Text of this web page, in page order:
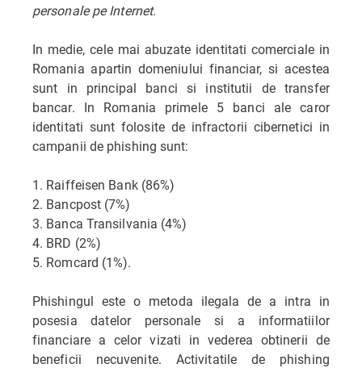
personale pe Internet.
In medie, cele mai abuzate identitati comerciale in
Romania apartin domeniului financiar, si acestea
sunt in principal banci si institutii de transfer
bancar. In Romania primele 5 banci ale caror
identitati sunt folosite de infractorii cibernetici in
campanii de phishing sunt:
1. Raiffeisen Bank (86%)
2. Bancpost (7%)
3. Banca Transilvania (4%)
4. BRD (2%)
5. Romcard (1%).
Phishingul este o metoda ilegala de a intra in
posesia datelor personale si a informatiilor
financiare a celor vizati in vederea obtinerii de
beneficii necuvenite. Activitatile de phishing